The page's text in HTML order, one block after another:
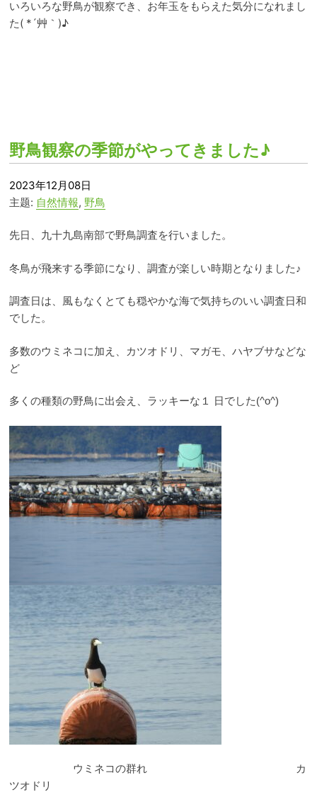
いろいろな野鳥が観察でき、お年玉をもらえた気分になれまし
た( *´艸｀)♪
野鳥観察の季節がやってきました♪
2023年12月08日
主题: 自然情報, 野鳥
先日、九十九島南部で野鳥調査を行いました。
冬鳥が飛来する季節になり、調査が楽しい時期となりました♪
調査日は、風もなくとても穏やかな海で気持ちのいい調査日和
でした。
多数のウミネコに加え、カツオドリ、マガモ、ハヤブサなどな
ど
多くの種類の野鳥に出会え、 ラッキーな１ 日でした(^o^)
ウミネコの群れ カ
ツオドリ